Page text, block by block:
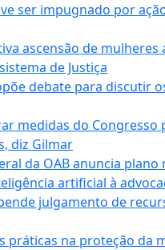
ser impugnado por
ascensão de mulheres
de Justiça
debate para discutir
medidas do Congresso
diz Gilmar
da OAB anuncia plano
artificial à
julgamento de
práticas na proteção da